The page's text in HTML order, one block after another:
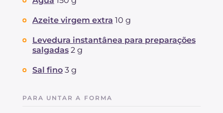
Azeite virgem extra 10 g
Levedura instantânea para preparações
salgadas 2 g
Sal fino 3 g
PARA UNTAR A FORMA